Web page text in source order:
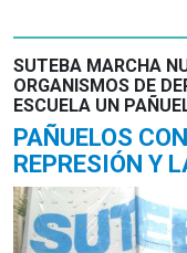
SUTEBA MARCHA
ORGANISMOS DE
ESCUELA UN
PAÑUELOS
REPRESIÓN Y